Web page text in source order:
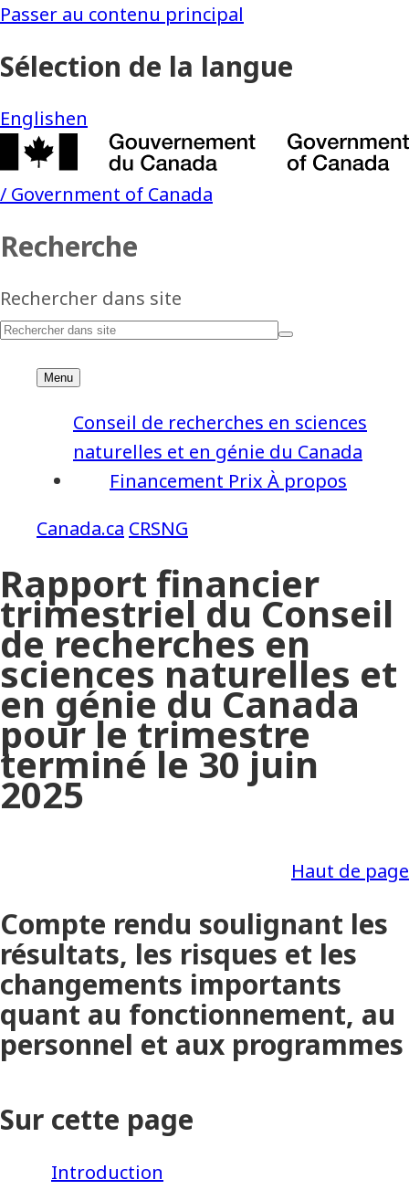
CRSNG
Financement Prix À propos
Conseil de recherches en sciences
naturelles et en génie du Canada
Rapport financier
trimestriel du Conseil
de recherches en
sciences naturelles et
en génie du Canada
pour le trimestre
terminé le 30 juin
2025
Haut de page
Compte rendu soulignant les
résultats, les risques et les
changements importants
quant au fonctionnement, au
personnel et aux programmes
Sur cette page
Introduction